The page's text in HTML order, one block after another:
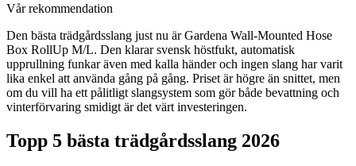
Vår rekommendation
Den bästa trädgårdsslang just nu är Gardena Wall-Mounted Hose
Box RollUp M/L. Den klarar svensk höstfukt, automatisk
upprullning funkar även med kalla händer och ingen slang har varit
lika enkel att använda gång på gång. Priset är högre än snittet, men
om du vill ha ett pålitligt slangsystem som gör både bevattning och
vinterförvaring smidigt är det värt investeringen.
Topp 5 bästa trädgårdsslang 2026